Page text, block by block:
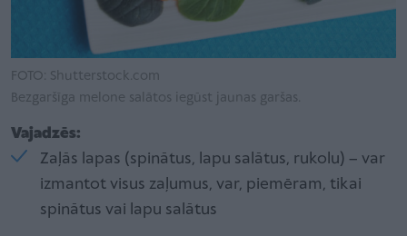
FOTO: Shutterstock.com
Bezgaršīga melone salātos iegūst jaunas garšas.
Vajadzēs:
Zaļās lapas (spinātus, lapu salātus, rukolu) – var
izmantot visus zaļumus, var, piemēram, tikai
spinātus vai lapu salātus